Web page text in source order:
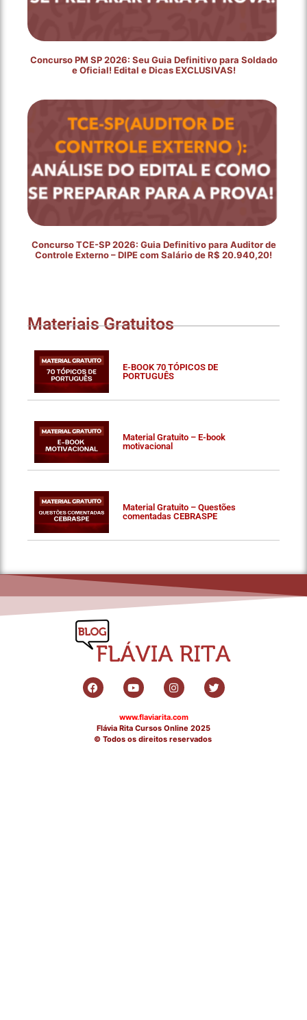
Concurso PM SP 2026: Seu Guia Definitivo para Soldado
e Oficial! Edital e Dicas EXCLUSIVAS!
Concurso TCE-SP 2026: Guia Definitivo para Auditor de
Controle Externo – DIPE com Salário de R$ 20.940,20!
Materiais Gratuitos
E-BOOK 70 TÓPICOS DE
PORTUGUÊS
Material Gratuito – E-book
motivacional
Material Gratuito – Questões
comentadas CEBRASPE
www.flaviarita.com
Flávia Rita Cursos Online 2025
© Todos os direitos reservados